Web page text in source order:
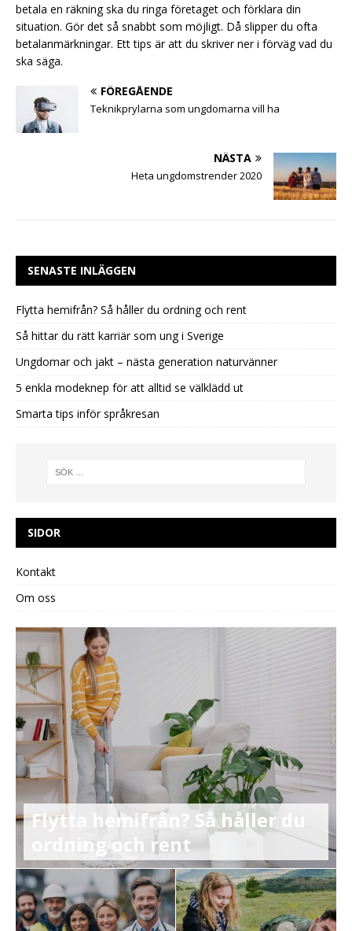
betala en räkning ska du ringa företaget och förklara din
situation. Gör det så snabbt som möjligt. Då slipper du ofta
betalanmärkningar. Ett tips är att du skriver ner i förväg vad du
ska säga.
FÖREGÅENDE
Teknikprylarna som ungdomarna vill ha
NÄSTA
Heta ungdomstrender 2020
SENASTE INLÄGGEN
Flytta hemifrån? Så håller du ordning och rent
Så hittar du rätt karriär som ung i Sverige
Ungdomar och jakt – nästa generation naturvänner
5 enkla modeknep för att alltid se välklädd ut
Smarta tips inför språkresan
SIDOR
Kontakt
Om oss
Flytta hemifrån? Så håller du
ordning och rent